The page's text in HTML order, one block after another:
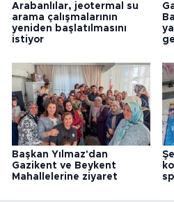
Arabanlılar, jeotermal su
arama çalışmalarının
yeniden başlatılmasını
istiyor
Başkan Yılmaz'dan
Gazikent ve Beykent
Mahallelerine ziyaret